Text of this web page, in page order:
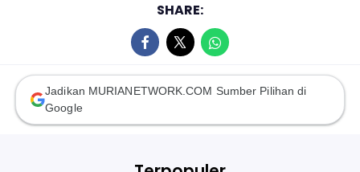
SHARE:
Jadikan MURIANETWORK.COM Sumber Pilihan di
Google